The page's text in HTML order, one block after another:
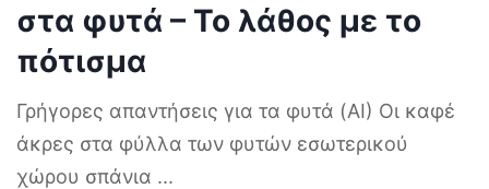
στα φυτά – Το λάθος με το
πότισμα
Γρήγορες απαντήσεις για τα φυτά (AI) Οι καφέ
άκρες στα φύλλα των φυτών εσωτερικού
χώρου σπάνια ...